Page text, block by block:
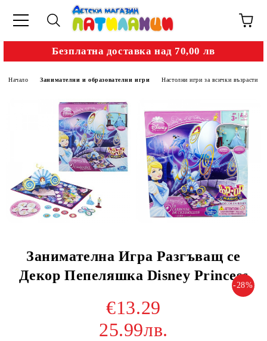
Безплатна доставка над 70,00 лв
Начало Занимателни и образователни игри Настолни игри за всички възрасти
Занимателна Игра Разгъващ се
Декор Пепеляшка Disney Princess
-28%
€13.29
25.99лв.